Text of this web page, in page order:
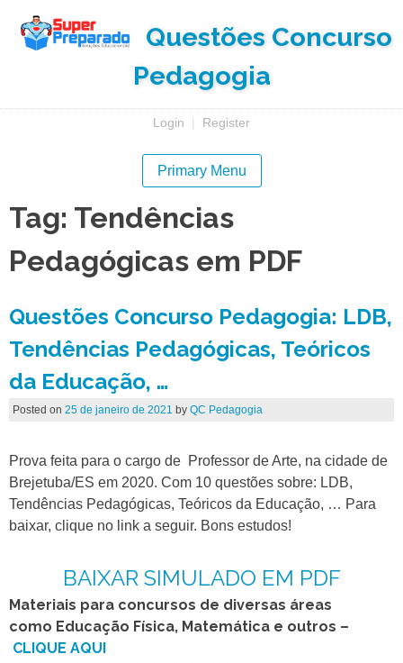
Skip
Questões Concurso
Pedagogia
Login | Register
Primary Menu
Tag: Tendências
Pedagógicas em PDF
Questões Concurso Pedagogia: LDB,
Tendências Pedagógicas, Teóricos
da Educação, …
Posted on 25 de janeiro de 2021 by QC Pedagogia
Prova feita para o cargo de Professor de Arte, na cidade de
Brejetuba/ES em 2020. Com 10 questões sobre: LDB,
Tendências Pedagógicas, Teóricos da Educação, … Para
baixar, clique no link a seguir. Bons estudos!
BAIXAR SIMULADO EM PDF
Materiais para concursos de diversas áreas
como Educação Física, Matemática e outros –
CLIQUE AQUI